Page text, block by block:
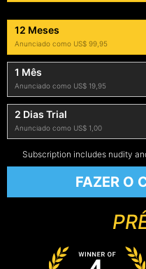
12 Meses
Anunciado como US$ 99,95
1 Mês
Anunciado como US$ 19,95
2 Dias Trial
Anunciado como US$ 1,00
Subscription includes nudity
FAZER O